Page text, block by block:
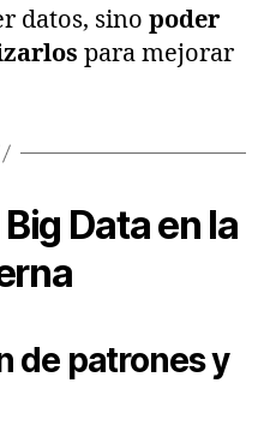
datos, sino poder
para mejorar
Data en la
de patrones y